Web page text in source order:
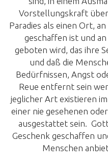
Vorstellungskraft
Paradies als einen Ort,
geschaffen ist und
geboten wird, das ihre
und daß die
Bedürfnissen, Angst
Reue entfernt sein
jeglicher Art existieren
einer nie gesehenen
ausgestattet sein.
Geschenk geschaffen
Menschen